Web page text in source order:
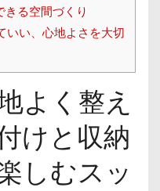
る空間づくり
いい、心地よさを大切
よく整え
けと収納
しむスッ